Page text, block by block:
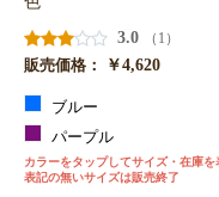
3.0
（1）
販売価格：
￥4,620
ブルー
パープル
カラーをタップしてサイズ・在庫を
表記の無いサイズは販売終了